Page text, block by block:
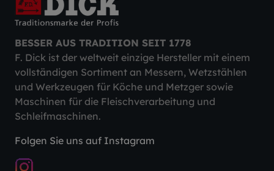
BESSER AUS TRADITION SEIT 1778
F. Dick ist der weltweit einzige Hersteller mit einem
vollständigen Sortiment an Messern, Wetzstählen
und Werkzeugen für Köche und Metzger sowie
Maschinen für die Fleischverarbeitung und
Schleifmaschinen.
Folgen Sie uns auf Instagram